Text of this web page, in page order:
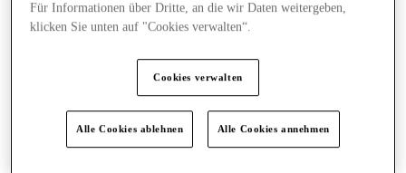
News
Für Informationen über Dritte, an die wir Daten weitergeben,
klicken Sie unten auf "Cookies verwalten“.
Cookies verwalten
Alle Cookies ablehnen Alle Cookies annehmen